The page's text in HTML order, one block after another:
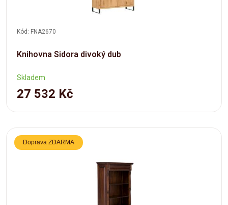
Kód: FNA2670
Knihovna Sidora divoký dub
Skladem
27 532 Kč
Doprava ZDARMA